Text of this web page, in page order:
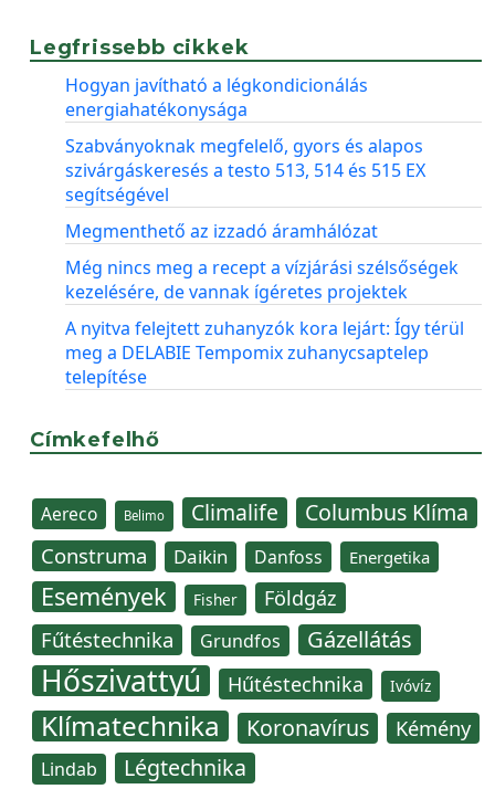
Legfrissebb cikkek
Hogyan javítható a légkondicionálás
energiahatékonysága
Szabványoknak megfelelő, gyors és alapos
szivárgáskeresés a testo 513, 514 és 515 EX
segítségével
Megmenthető az izzadó áramhálózat
Még nincs meg a recept a vízjárási szélsőségek
kezelésére, de vannak ígéretes projektek
A nyitva felejtett zuhanyzók kora lejárt: Így térül
meg a DELABIE Tempomix zuhanycsaptelep
telepítése
Címkefelhő
Aereco Belimo Climalife Columbus Klíma
Construma Daikin Danfoss Energetika
Események Fisher Földgáz
Fűtéstechnika Grundfos Gázellátás
Hőszivattyú Hűtéstechnika Ivóvíz
Klímatechnika Koronavírus Kémény
Lindab Légtechnika